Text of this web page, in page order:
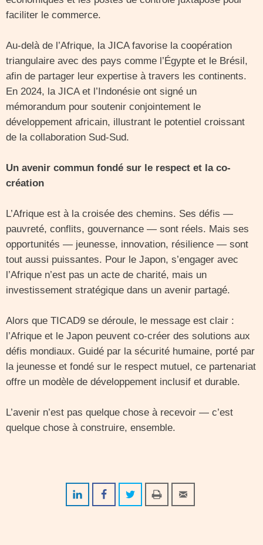
faciliter le commerce.
Au-delà de l’Afrique, la JICA favorise la coopération
triangulaire avec des pays comme l’Égypte et le Brésil,
afin de partager leur expertise à travers les continents.
En 2024, la JICA et l’Indonésie ont signé un
mémorandum pour soutenir conjointement le
développement africain, illustrant le potentiel croissant
de la collaboration Sud-Sud.
Un avenir commun fondé sur le respect et la co-
création
L’Afrique est à la croisée des chemins. Ses défis —
pauvreté, conflits, gouvernance — sont réels. Mais ses
opportunités — jeunesse, innovation, résilience — sont
tout aussi puissantes. Pour le Japon, s’engager avec
l’Afrique n’est pas un acte de charité, mais un
investissement stratégique dans un avenir partagé.
Alors que TICAD9 se déroule, le message est clair :
l’Afrique et le Japon peuvent co-créer des solutions aux
défis mondiaux. Guidé par la sécurité humaine, porté par
la jeunesse et fondé sur le respect mutuel, ce partenariat
offre un modèle de développement inclusif et durable.
L’avenir n’est pas quelque chose à recevoir — c’est
quelque chose à construire, ensemble.